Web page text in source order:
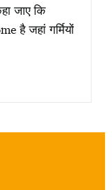
जाए कि
है जहां गर्मियों